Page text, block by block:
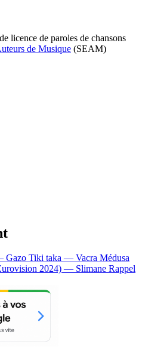
licence de paroles de chansons
de Musique (SEAM)
Gazo Tiki taka — Vacra Médusa
2024) — Slimane Rappel